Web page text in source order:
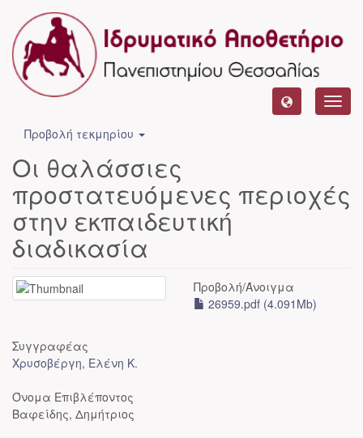
Προβολή τεκμηρίου
Οι θαλάσσιες
προστατευόμενες περιοχές
στην εκπαιδευτική
διαδικασία
Προβολή/Άνοιγμα
26959.pdf (4.091Mb)
Συγγραφέας
Χρυσοβέργη, Ελένη Κ.
Όνομα Επιβλέποντος
Βαφείδης, Δημήτριος